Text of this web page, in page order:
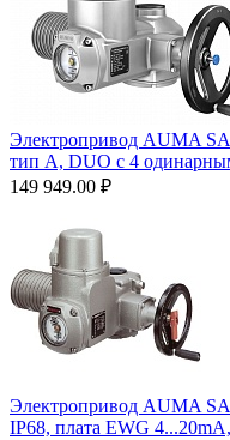
Электропривод AUMA
тип А, DUO с 4
149 949.00 ₽
Электропривод AUMA
IP68, плата EWG